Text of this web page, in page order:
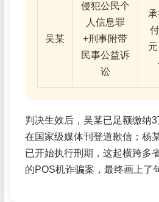
吴某
侵犯公民个
人信息罪
+刑事附带
民事公益诉
讼
判决生效后，吴某已足额缴纳
在国家级媒体刊登道歉信；杨
已开始执行刑期，这起横跨多
的POS机诈骗案，最终画上了